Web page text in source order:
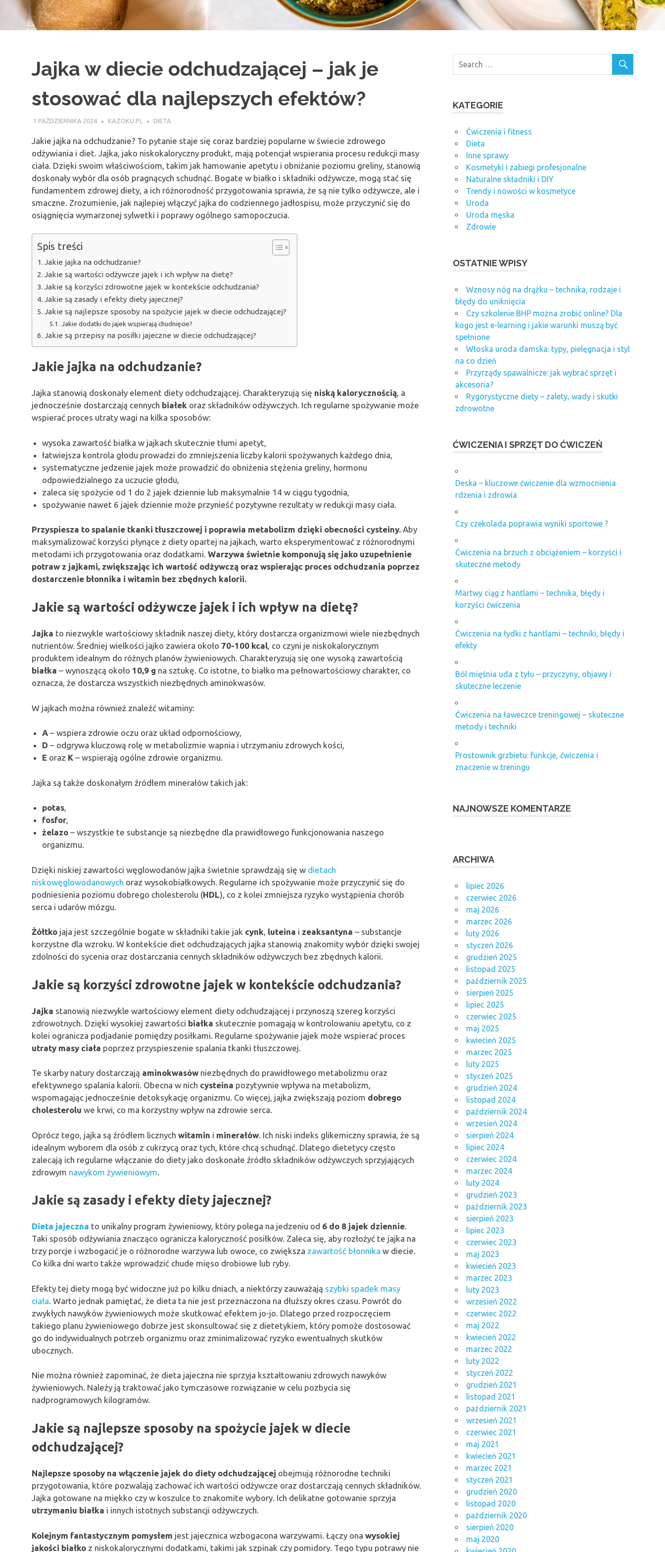
Jajka w diecie odchudzającej – jak je
stosować dla najlepszych efektów?
1 PAŹDZIERNIKA 2024 KAZOKU.PL DIETA
Jakie jajka na odchudzanie? To pytanie staje się coraz bardziej popularne w świecie zdrowego
odżywiania i diet. Jajka, jako niskokaloryczny produkt, mają potencjał wspierania procesu redukcji masy
ciała. Dzięki swoim właściwościom, takim jak hamowanie apetytu i obniżanie poziomu greliny, stanowią
doskonały wybór dla osób pragnących schudnąć. Bogate w białko i składniki odżywcze, mogą stać się
fundamentem zdrowej diety, a ich różnorodność przygotowania sprawia, że są nie tylko odżywcze, ale i
smaczne. Zrozumienie, jak najlepiej włączyć jajka do codziennego jadłospisu, może przyczynić się do
osiągnięcia wymarzonej sylwetki i poprawy ogólnego samopoczucia.
Spis treści
Jakie jajka na odchudzanie?
Jakie są wartości odżywcze jajek i ich wpływ na dietę?
Jakie są korzyści zdrowotne jajek w kontekście odchudzania?
Jakie są zasady i efekty diety jajecznej?
Jakie są najlepsze sposoby na spożycie jajek w diecie odchudzającej?
Jakie dodatki do jajek wspierają chudnięcie?
Jakie są przepisy na posiłki jajeczne w diecie odchudzającej?
Jakie jajka na odchudzanie?
Jajka stanowią doskonały element diety odchudzającej. Charakteryzują się niską kalorycznością, a
jednocześnie dostarczają cennych białek oraz składników odżywczych. Ich regularne spożywanie może
wspierać proces utraty wagi na kilka sposobów:
wysoka zawartość białka w jajkach skutecznie tłumi apetyt,
łatwiejsza kontrola głodu prowadzi do zmniejszenia liczby kalorii spożywanych każdego dnia,
systematyczne jedzenie jajek może prowadzić do obniżenia stężenia greliny, hormonu
odpowiedzialnego za uczucie głodu,
zaleca się spożycie od 1 do 2 jajek dziennie lub maksymalnie 14 w ciągu tygodnia,
spożywanie nawet 6 jajek dziennie może przynieść pozytywne rezultaty w redukcji masy ciała.
Przyspiesza to spalanie tkanki tłuszczowej i poprawia metabolizm dzięki obecności cysteiny. Aby
maksymalizować korzyści płynące z diety opartej na jajkach, warto eksperymentować z różnorodnymi
metodami ich przygotowania oraz dodatkami. Warzywa świetnie komponują się jako uzupełnienie
potraw z jajkami, zwiększając ich wartość odżywczą oraz wspierając proces odchudzania poprzez
dostarczenie błonnika i witamin bez zbędnych kalorii.
Jakie są wartości odżywcze jajek i ich wpływ na dietę?
Jajka to niezwykle wartościowy składnik naszej diety, który dostarcza organizmowi wiele niezbędnych
nutrientów. Średniej wielkości jajko zawiera około 70-100 kcal, co czyni je niskokalorycznym
produktem idealnym do różnych planów żywieniowych. Charakteryzują się one wysoką zawartością
białka – wynoszącą około 10,9 g na sztukę. Co istotne, to białko ma pełnowartościowy charakter, co
oznacza, że dostarcza wszystkich niezbędnych aminokwasów.
W jajkach można również znaleźć witaminy:
A – wspiera zdrowie oczu oraz układ odpornościowy,
D – odgrywa kluczową rolę w metabolizmie wapnia i utrzymaniu zdrowych kości,
E oraz K – wspierają ogólne zdrowie organizmu.
Jajka są także doskonałym źródłem minerałów takich jak:
potas,
fosfor,
żelazo – wszystkie te substancje są niezbędne dla prawidłowego funkcjonowania naszego
organizmu.
Dzięki niskiej zawartości węglowodanów jajka świetnie sprawdzają się w dietach
niskowęglowodanowych oraz wysokobiałkowych. Regularne ich spożywanie może przyczynić się do
podniesienia poziomu dobrego cholesterolu (HDL), co z kolei zmniejsza ryzyko wystąpienia chorób
serca i udarów mózgu.
Żółtko jaja jest szczególnie bogate w składniki takie jak cynk, luteina i zeaksantyna – substancje
korzystne dla wzroku. W kontekście diet odchudzających jajka stanowią znakomity wybór dzięki swojej
zdolności do sycenia oraz dostarczania cennych składników odżywczych bez zbędnych kalorii.
Jakie są korzyści zdrowotne jajek w kontekście odchudzania?
Jajka stanowią niezwykle wartościowy element diety odchudzającej i przynoszą szereg korzyści
zdrowotnych. Dzięki wysokiej zawartości białka skutecznie pomagają w kontrolowaniu apetytu, co z
kolei ogranicza podjadanie pomiędzy posiłkami. Regularne spożywanie jajek może wspierać proces
utraty masy ciała poprzez przyspieszenie spalania tkanki tłuszczowej.
Te skarby natury dostarczają aminokwasów niezbędnych do prawidłowego metabolizmu oraz
efektywnego spalania kalorii. Obecna w nich cysteina pozytywnie wpływa na metabolizm,
wspomagając jednocześnie detoksykację organizmu. Co więcej, jajka zwiększają poziom dobrego
cholesterolu we krwi, co ma korzystny wpływ na zdrowie serca.
Oprócz tego, jajka są źródłem licznych witamin i minerałów . Ich niski indeks glikemiczny sprawia, że są
idealnym wyborem dla osób z cukrzycą oraz tych, które chcą schudnąć. Dlatego dietetycy często
zalecają ich regularne włączanie do diety jako doskonałe źródło składników odżywczych sprzyjających
zdrowym nawykom żywieniowym
Jakie są zasady i efekty diety jajecznej?
Dieta jajeczna to unikalny program żywieniowy, który polega na jedzeniu od 6 do 8 jajek dziennie.
Taki sposób odżywiania znacząco ogranicza kaloryczność posiłków. Zaleca się, aby rozłożyć te jajka na
trzy porcje i wzbogacić je o różnorodne warzywa lub owoce, co zwiększa zawartość błonnika w diecie.
Co kilka dni warto także wprowadzić chude mięso drobiowe lub ryby.
Efekty tej diety mogą być widoczne już po kilku dniach, a niektórzy zauważają szybki spadek masy
ciała. Warto jednak pamiętać, że dieta ta nie jest przeznaczona na dłuższy okres czasu. Powrót do
zwykłych nawyków żywieniowych może skutkować efektem jo-jo. Dlatego przed rozpoczęciem
takiego planu żywieniowego dobrze jest skonsultować się z dietetykiem, który pomoże dostosować
go do indywidualnych potrzeb organizmu oraz zminimalizować ryzyko ewentualnych skutków
ubocznych.
Nie można również zapominać, że dieta jajeczna nie sprzyja kształtowaniu zdrowych nawyków
żywieniowych. Należy ją traktować jako tymczasowe rozwiązanie w celu pozbycia się
nadprogramowych kilogramów.
Jakie są najlepsze sposoby na spożycie jajek w diecie
odchudzającej?
Najlepsze sposoby na włączenie jajek do diety odchudzającej obejmują różnorodne techniki
przygotowania, które pozwalają zachować ich wartości odżywcze oraz dostarczają cennych składników.
Jajka gotowane na miękko czy w koszulce to znakomite wybory. Ich delikatne gotowanie sprzyja
utrzymaniu białka i innych istotnych substancji odżywczych.
Kolejnym fantastycznym pomysłem jest jajecznica wzbogacona warzywami. Łączy ona wysokiej
jakości białko z niskokalorycznymi dodatkami, takimi jak szpinak czy pomidory. Tego typu potrawy nie
KATEGORIE
Ćwiczenia i fitness
Dieta
Inne sprawy
Kosmetyki i zabiegi profesjonalne
Naturalne składniki i DIY
Trendy i nowości w kosmetyce
Uroda
Uroda męska
Zdrowie
OSTATNIE WPISY
Wznosy nóg na drążku – technika, rodzaje i
błędy do uniknięcia
Czy szkolenie BHP można zrobić online? Dla
kogo jest e-learning i jakie warunki muszą być
spełnione
Włoska uroda damska: typy, pielęgnacja i styl
na co dzień
Przyrządy spawalnicze: jak wybrać sprzęt i
akcesoria?
Rygorystyczne diety – zalety, wady i skutki
zdrowotne
ĆWICZENIA I SPRZĘT DO ĆWICZEŃ
Deska – kluczowe ćwiczenie dla wzmocnienia
rdzenia i zdrowia
Czy czekolada poprawia wyniki sportowe ?
Ćwiczenia na brzuch z obciążeniem – korzyści i
skuteczne metody
Martwy ciąg z hantlami – technika, błędy i
korzyści ćwiczenia
Ćwiczenia na łydki z hantlami – techniki, błędy i
efekty
Ból mięśnia uda z tyłu – przyczyny, objawy i
skuteczne leczenie
Ćwiczenia na ławeczce treningowej – skuteczne
metody i techniki
Prostownik grzbietu: funkcje, ćwiczenia i
znaczenie w treningu
NAJNOWSZE KOMENTARZE
ARCHIWA
lipiec 2026
czerwiec 2026
maj 2026
marzec 2026
luty 2026
styczeń 2026
grudzień 2025
listopad 2025
październik 2025
sierpień 2025
lipiec 2025
czerwiec 2025
maj 2025
kwiecień 2025
marzec 2025
luty 2025
styczeń 2025
grudzień 2024
listopad 2024
październik 2024
wrzesień 2024
sierpień 2024
lipiec 2024
czerwiec 2024
marzec 2024
luty 2024
grudzień 2023
październik 2023
sierpień 2023
lipiec 2023
czerwiec 2023
maj 2023
kwiecień 2023
marzec 2023
luty 2023
wrzesień 2022
czerwiec 2022
maj 2022
kwiecień 2022
marzec 2022
luty 2022
styczeń 2022
grudzień 2021
listopad 2021
październik 2021
wrzesień 2021
czerwiec 2021
maj 2021
kwiecień 2021
marzec 2021
styczeń 2021
grudzień 2020
listopad 2020
październik 2020
sierpień 2020
maj 2020